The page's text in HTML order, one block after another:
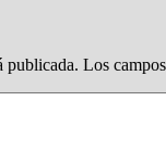
publicada. Los